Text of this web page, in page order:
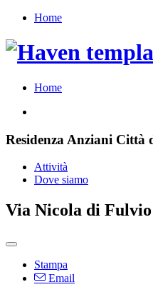
Home
Home
Residenza Anziani Città
Attività
Dove siamo
Via Nicola di Fulvio
Stampa
Email